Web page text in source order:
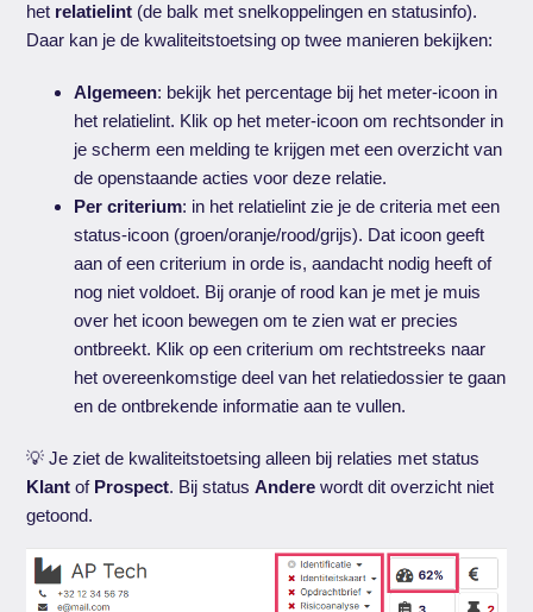
het relatielint (de balk met snelkoppelingen en statusinfo).
Daar kan je de kwaliteitstoetsing op twee manieren bekijken:
Algemeen: bekijk het percentage bij het meter-icoon in
het relatielint. Klik op het meter-icoon om rechtsonder in
je scherm een melding te krijgen met een overzicht van
de openstaande acties voor deze relatie.
Per criterium: in het relatielint zie je de criteria met een
status-icoon (groen/oranje/rood/grijs). Dat icoon geeft
aan of een criterium in orde is, aandacht nodig heeft of
nog niet voldoet. Bij oranje of rood kan je met je muis
over het icoon bewegen om te zien wat er precies
ontbreekt. Klik op een criterium om rechtstreeks naar
het overeenkomstige deel van het relatiedossier te gaan
en de ontbrekende informatie aan te vullen.
💡 Je ziet de kwaliteitstoetsing alleen bij relaties met status
Klant of Prospect. Bij statusAndere wordt dit overzicht niet
getoond.